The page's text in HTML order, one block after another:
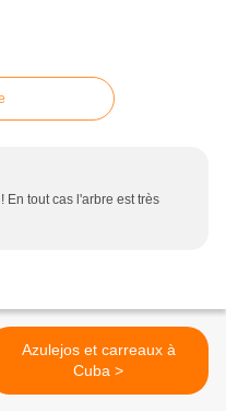
En tout cas l'arbre est très
Azulejos et carreaux à
Cuba >